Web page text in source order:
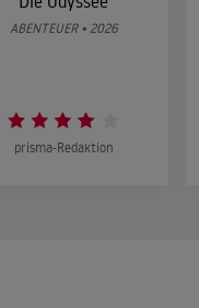
ABENTEUER • 2026
prisma-Redaktion